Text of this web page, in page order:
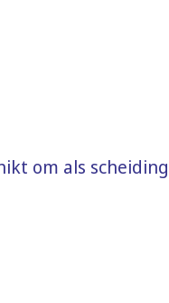
om als